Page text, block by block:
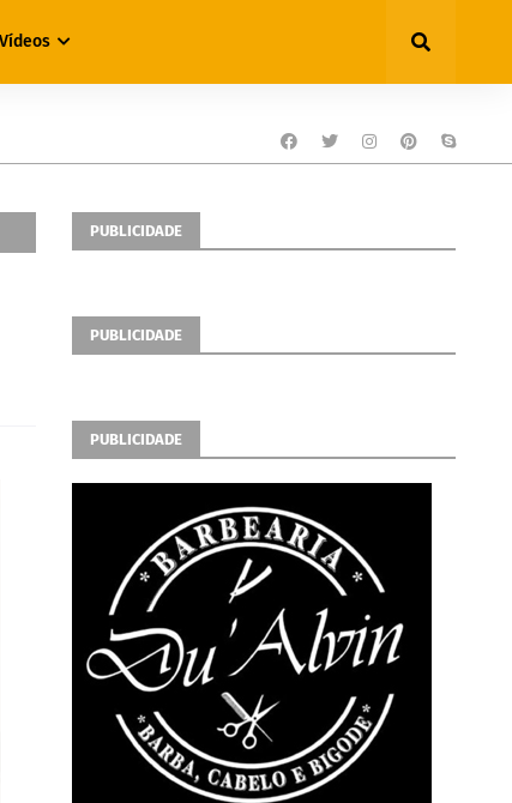
Vídeos
PUBLICIDADE
PUBLICIDADE
PUBLICIDADE